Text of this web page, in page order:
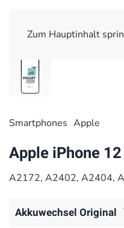
Zum Hauptinhalt
Smart­phones Apple
Apple iPhone 12
A2172, A2402, A2404,
Akkuwechsel Original